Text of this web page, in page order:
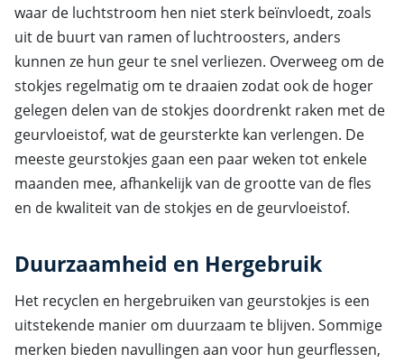
waar de luchtstroom hen niet sterk beïnvloedt, zoals
uit de buurt van ramen of luchtroosters, anders
kunnen ze hun geur te snel verliezen. Overweeg om de
stokjes regelmatig om te draaien zodat ook de hoger
gelegen delen van de stokjes doordrenkt raken met de
geurvloeistof, wat de geursterkte kan verlengen. De
meeste geurstokjes gaan een paar weken tot enkele
maanden mee, afhankelijk van de grootte van de fles
en de kwaliteit van de stokjes en de geurvloeistof.
Duurzaamheid en Hergebruik
Het recyclen en hergebruiken van geurstokjes is een
uitstekende manier om duurzaam te blijven. Sommige
merken bieden navullingen aan voor hun geurflessen,